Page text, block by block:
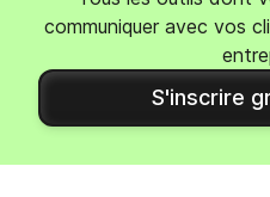
communiquer avec vos
S'inscrire